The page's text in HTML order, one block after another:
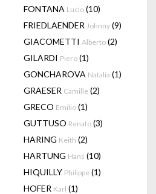
FONTANA Lucio (10)
FRIEDLAENDER Johnny (9)
GIACOMETTI Alberto (2)
GILARDI Piero (1)
GONCHAROVA Natalia (1)
GRAESER Camille (2)
GRECO Emilio (1)
GUTTUSO Renato (3)
HARING Keith (2)
HARTUNG Hans (10)
HIQUILLY Philippe (1)
HOFER Karl (1)